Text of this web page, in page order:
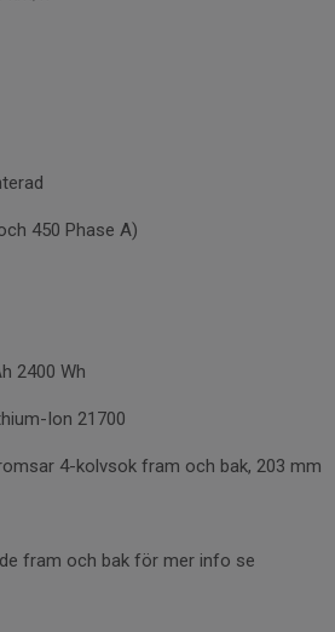
450 Phase A)
2400 Wh
Ion 21700
4-kolvsok fram och bak, 203 mm
fram och bak för mer info se